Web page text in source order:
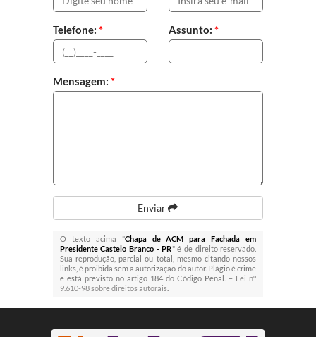
Telefone: * Assunto: *
Mensagem: *
Enviar
O texto acima "Chapa de ACM para Fachada em
Presidente Castelo Branco - PR" é de direito reservado.
Sua reprodução, parcial ou total, mesmo citando nossos
links, é proibida sem a autorização do autor. Plágio é crime
e está previsto no artigo 184 do Código Penal. – Lei n°
9.610-98 sobre direitos autorais.